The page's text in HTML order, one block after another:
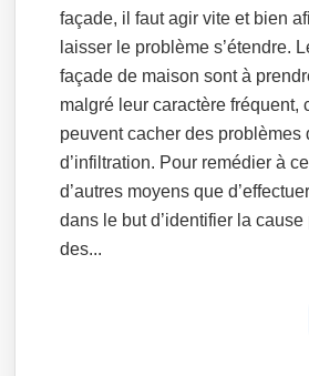
façade, il faut agir vite et bien
laisser le problème s’étendre.
façade de maison sont à
malgré leur caractère fréquent,
peuvent cacher des problèmes
d’infiltration. Pour remédier à
d’autres moyens que
dans le but d’identifier la cause
des...